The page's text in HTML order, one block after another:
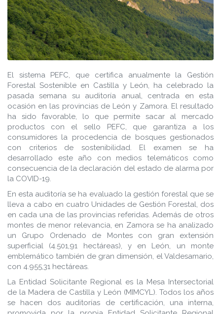
DE
ESPAÑA
CON
DE GFS
El sistema PEFC, que certifica anualmente la Gestión
Forestal Sostenible en Castilla y León, ha celebrado la
pasada semana su auditoría anual, centrada en esta
ocasión en las provincias de León y Zamora. El resultado
ha sido favorable, lo que permite sacar al mercado
productos con el sello PEFC, que garantiza a los
consumidores la procedencia de bosques gestionados
con criterios de sostenibilidad. El examen se ha
desarrollado este año con medios telemáticos como
consecuencia de la declaración del estado de alarma por
la COVID-19.
En esta auditoría se ha evaluado la gestión forestal que se
lleva a cabo en cuatro Unidades de Gestión Forestal, dos
en cada una de las provincias referidas. Además de otros
montes de menor relevancia, en Zamora se ha analizado
un Grupo Ordenado de Montes con gran extensión
superficial (4.501,91 hectáreas), y en León, un monte
emblemático también de gran dimensión, el Valdesamario,
con 4.955,31 hectáreas.
La Entidad Solicitante Regional es la Mesa Intersectorial
de la Madera de Castilla y León (MIMCYL). Todos los años
se hacen dos auditorías de certificación, una interna,